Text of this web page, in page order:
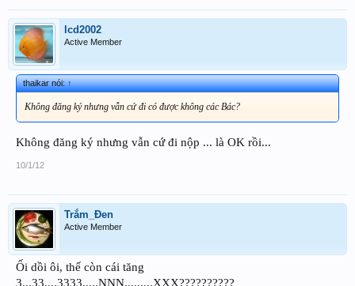
lcd2002
Active Member
thaikar nói:↑
Không đăng ký nhưng vẫn cứ đi có được không các Bác?
Không đăng ký nhưng vẫn cứ đi nộp ... là OK rồi...
10/1/12
Trắm_Đen
Active Member
Ối dồi ôi, thế còn cái tăng
3...33....3333.....NNN.........XXX??????????